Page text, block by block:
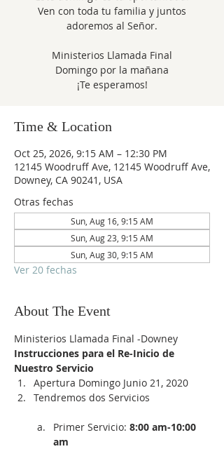
Ven con toda tu familia y juntos
adoremos al Señor.
Ministerios Llamada Final
Domingo por la mañana
¡Te esperamos!
Time & Location
Oct 25, 2026, 9:15 AM – 12:30 PM
12145 Woodruff Ave, 12145 Woodruff Ave,
Downey, CA 90241, USA
Otras fechas
Sun, Aug 16, 9:15 AM
Sun, Aug 23, 9:15 AM
Sun, Aug 30, 9:15 AM
Ver 20 fechas
About The Event
Ministerios Llamada Final -Downey
Instrucciones para el Re-Inicio de
Nuestro Servicio
Apertura Domingo Junio 21, 2020
Tendremos dos Servicios
Primer Servicio: 8:00 am-10:00
am